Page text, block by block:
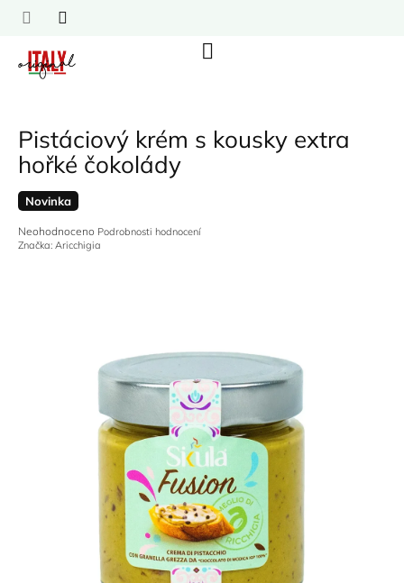
Nákupní
Pistáciový krém s kousky extra
hořké čokolády
Novinka
Průměrné
hodnocení
Neohodnoceno Podrobnosti hodnocení
Značka: Aricchigia